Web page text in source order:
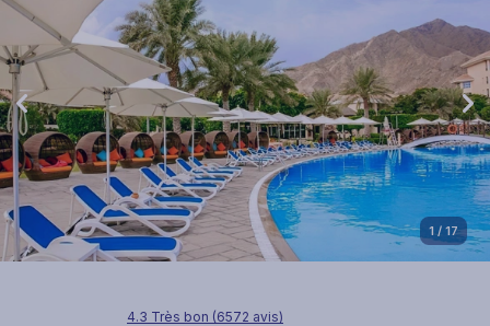
1 / 17
4.3 Très bon (6572 avis)